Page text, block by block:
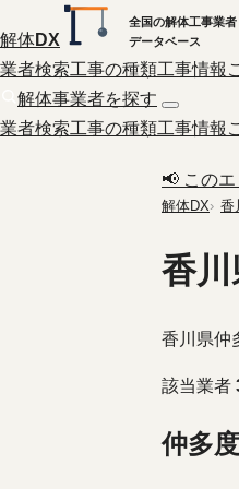
解体DX
全国の解体工事業者
データベース
業者検索工事の種類工事情報
解体事業者を探す
業者検索工事の種類工事情報
📢 この
解体DX 香
香
香川県仲
該当業者
仲多